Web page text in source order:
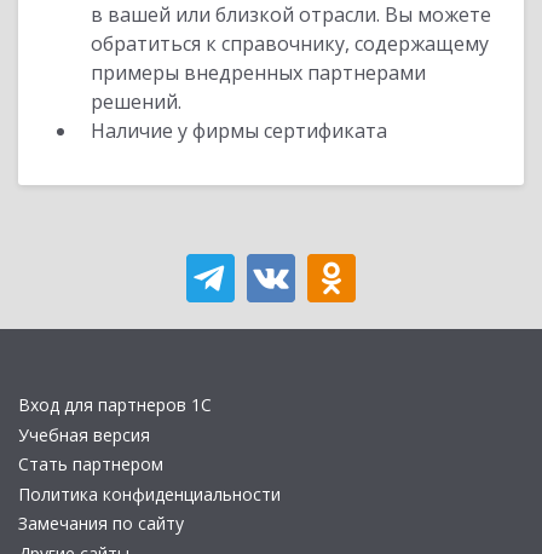
в вашей или близкой отрасли. Вы можете
обратиться к справочнику, содержащему
примеры внедренных партнерами
решений.
Наличие у фирмы сертификата
Вход для партнеров 1С
Учебная версия
Стать партнером
Политика конфиденциальности
Замечания по сайту